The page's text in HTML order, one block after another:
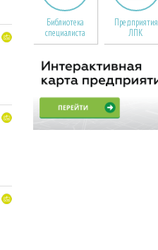
Библиотека
специалиста
Предприятия
ЛПК